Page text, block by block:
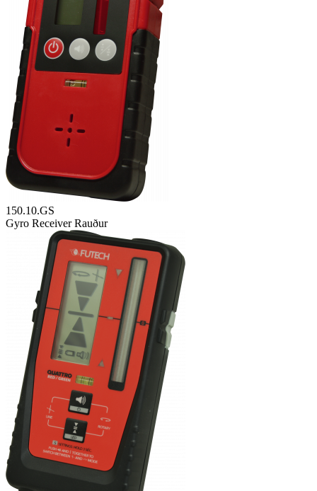
150.10.GS
Gyro Receiver Rauður